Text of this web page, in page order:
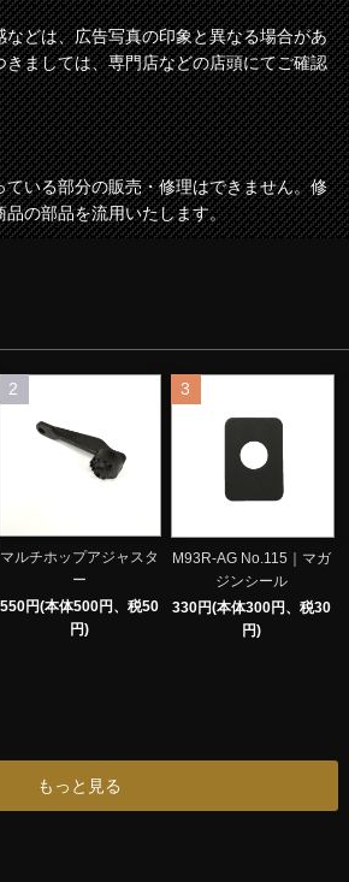
どは、広告写真の印象と異なる場合があ
ましては、専門店などの店頭にてご確認
いる部分の販売・修理はできません。修
の部品を流用いたします。
2
マルチホップアジャスタ
ー
550円(本体500円、税50
円)
3
M93R-AG No.115｜マガ
ジンシール
330円(本体300円、税30
円)
もっと見る